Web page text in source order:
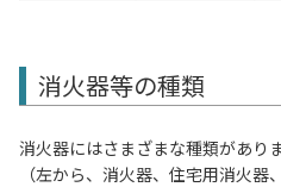
消火器等の種類
消火器にはさまざまな種類がありま
（左から、消火器、住宅用消火器